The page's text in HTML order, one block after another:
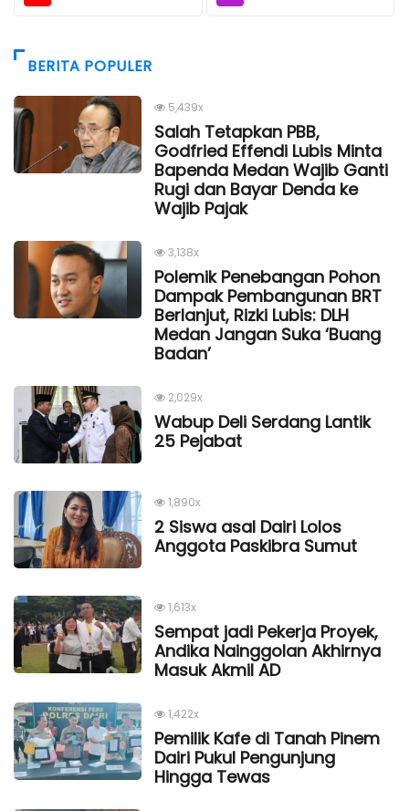
BERITA POPULER
5,439x
Salah Tetapkan PBB,
Godfried Effendi Lubis Minta
Bapenda Medan Wajib Ganti
Rugi dan Bayar Denda ke
Wajib Pajak
3,138x
Polemik Penebangan Pohon
Dampak Pembangunan BRT
Berlanjut, Rizki Lubis: DLH
Medan Jangan Suka ‘Buang
Badan’
2,029x
Wabup Deli Serdang Lantik
25 Pejabat
1,890x
2 Siswa asal Dairi Lolos
Anggota Paskibra Sumut
1,613x
Sempat jadi Pekerja Proyek,
Andika Nainggolan Akhirnya
Masuk Akmil AD
1,422x
Pemilik Kafe di Tanah Pinem
Dairi Pukul Pengunjung
Hingga Tewas